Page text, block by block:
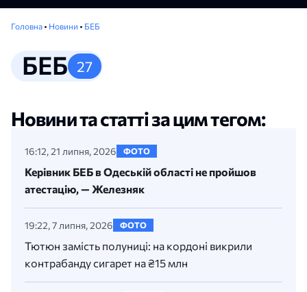
Головна • Новини • БЕБ
БЕБ 27
Новини та статті за цим тегом:
16:12, 21 липня, 2026 ФОТО
Керівник БЕБ в Одеській області не пройшов
атестацію, — Железняк
19:22, 7 липня, 2026 ФОТО
Тютюн замість полуниці: на кордоні викрили
контрабанду сигарет на ₴15 млн